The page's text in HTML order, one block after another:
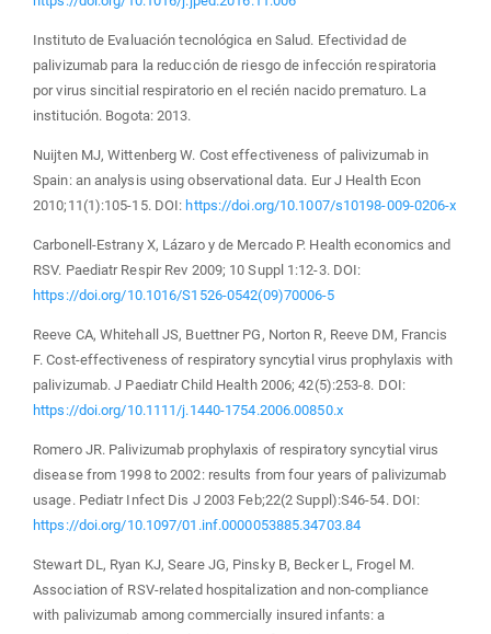
Instituto de Evaluación tecnológica en Salud. Efectividad de
palivizumab para la reducción de riesgo de infección respiratoria
por virus sincitial respiratorio en el recién nacido prematuro. La
institución. Bogota: 2013.
Nuijten MJ, Wittenberg W. Cost effectiveness of palivizumab in
Spain: an analysis using observational data. Eur J Health Econ
2010;11(1):105-15. DOI: https://doi.org/10.1007/s10198-009-0206-x
Carbonell-Estrany X, Lázaro y de Mercado P. Health economics and
RSV. Paediatr Respir Rev 2009; 10 Suppl 1:12-3. DOI:
https://doi.org/10.1016/S1526-0542(09)70006-5
Reeve CA, Whitehall JS, Buettner PG, Norton R, Reeve DM, Francis
F. Cost-effectiveness of respiratory syncytial virus prophylaxis with
palivizumab. J Paediatr Child Health 2006; 42(5):253-8. DOI:
https://doi.org/10.1111/j.1440-1754.2006.00850.x
Romero JR. Palivizumab prophylaxis of respiratory syncytial virus
disease from 1998 to 2002: results from four years of palivizumab
usage. Pediatr Infect Dis J 2003 Feb;22(2 Suppl):S46-54. DOI:
https://doi.org/10.1097/01.inf.0000053885.34703.84
Stewart DL, Ryan KJ, Seare JG, Pinsky B, Becker L, Frogel M.
Association of RSV-related hospitalization and non-compliance
with palivizumab among commercially insured infants: a